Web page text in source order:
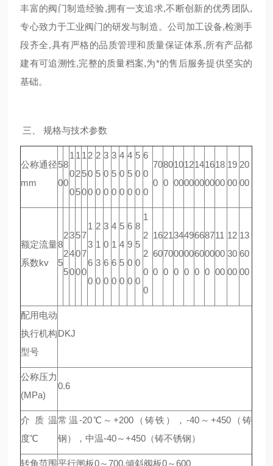
丰富的阀门制造经验,拥有一支追求,不断创新的优秀团队,
专心致力于工业阀门的研发与制造。公司加工设备,检测手
段齐全,具有严格的品质管理和质量保证体系,所有产品都
建有可追溯性,完整的质量档案,为*的售后服务提供坚实的
基础。
三、 规格与技术参数
公称通径
mm
5
0
8
0
1
0
0
1
2
5
1
5
0
2
0
0
2
5
0
3
0
0
3
5
0
4
0
0
4
5
0
5
0
0
6
0
0
70
0
80
0
10
00
12
00
14
00
16
00
18
00
19
00
20
00
额定流量
系数kv
8
5
2
2
5
3
4
0
5
0
0
7
7
0
1
3
6
0
2
1
3
0
3
0
6
0
4
1
6
0
5
4
5
0
6
9
0
0
8
5
0
0
1
2
2
0
0
16
60
0
21
70
0
34
00
0
49
00
0
66
60
0
87
00
0
11
00
00
12
30
00
13
60
00
配用电动
执行机构
型号
DKJ
公称压力
(MPa)
0.6
介质温
度℃
常温-20℃～+200（铸铁），-40～+450（铸
钢），中温-40～+450（铸不锈钢）
转角范围 平行闸板0～700,倾斜阀板0～600